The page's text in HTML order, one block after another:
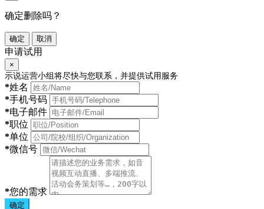
确定删除吗？
确定 取消
申请试用
×
示说运营小组将尽快与您联系，并提供试用服务
*姓名
*手机号码
*电子邮件
*职位
*单位
*微信号
*您的需求
确定